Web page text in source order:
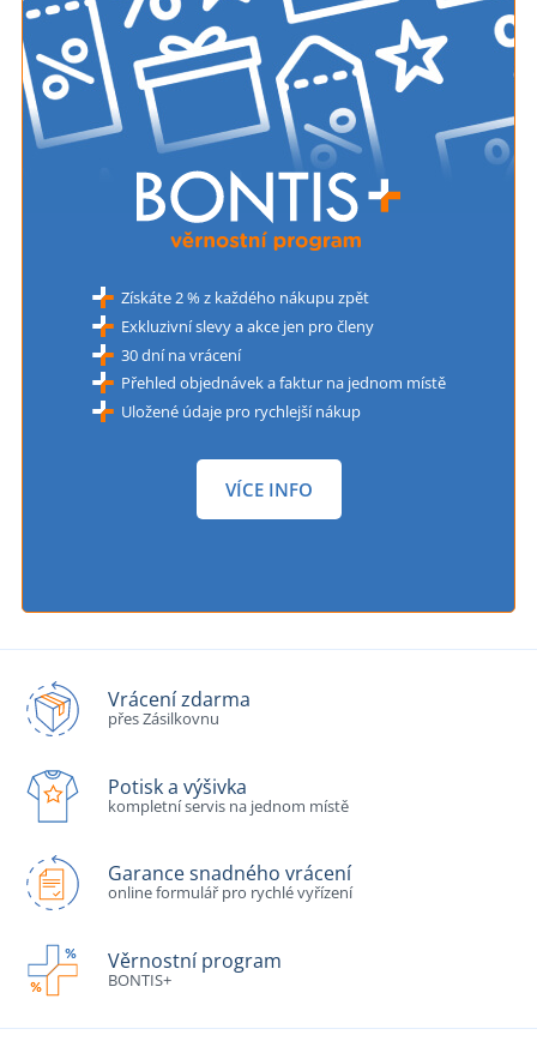
Získáte 2 % z každého nákupu zpět
Exkluzivní slevy a akce jen pro členy
30 dní na vrácení
Přehled objednávek a faktur na jednom místě
Uložené údaje pro rychlejší nákup
VÍCE INFO
Vrácení zdarma
přes Zásilkovnu
Potisk a výšivka
kompletní servis na jednom místě
Garance snadného vrácení
online formulář pro rychlé vyřízení
Věrnostní program
BONTIS+